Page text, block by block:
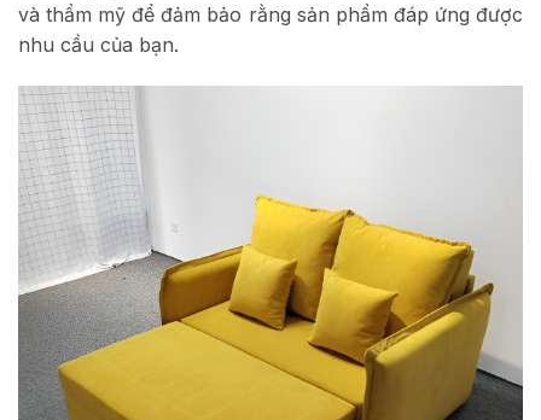
và thẩm mỹ để đảm bảo rằng sản phẩm đáp ứng được
nhu cầu của bạn.